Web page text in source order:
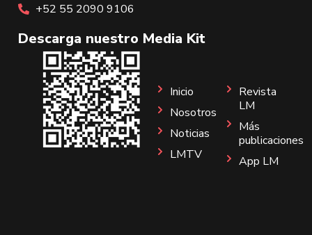
+52 55 2090 9106
Descarga nuestro Media Kit
Inicio
Nosotros
Noticias
LMTV
Revista
LM
Más
publicaciones
App LM